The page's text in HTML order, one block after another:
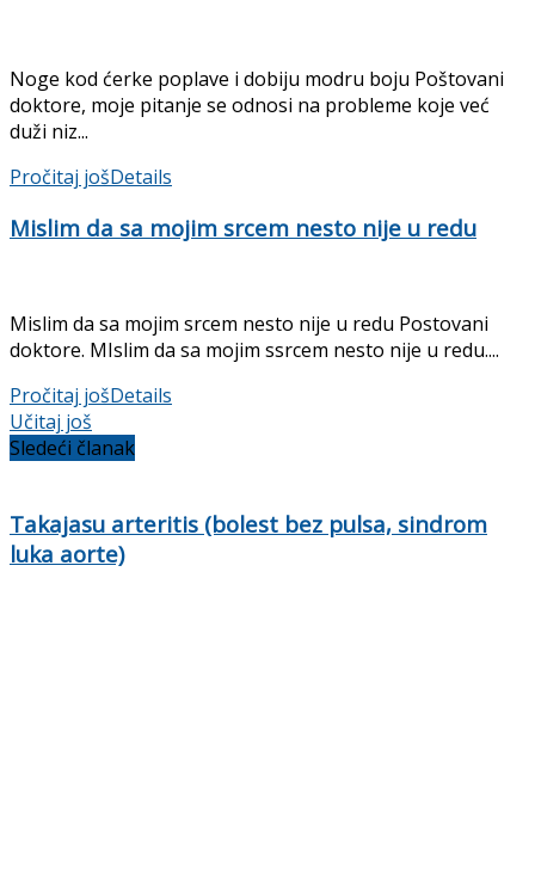
Noge kod ćerke poplave i dobiju modru boju Poštovani
doktore, moje pitanje se odnosi na probleme koje već
duži niz...
Pročitaj jošDetails
Mislim da sa mojim srcem nesto nije u redu
Mislim da sa mojim srcem nesto nije u redu Postovani
doktore. MIslim da sa mojim ssrcem nesto nije u redu....
Pročitaj jošDetails
Učitaj još
Sledeći članak
Takajasu arteritis (bolest bez pulsa, sindrom
luka aorte)